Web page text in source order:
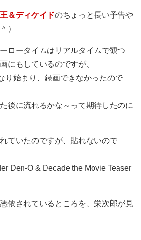
＆ディケイドのちょっと長い予告や
）
ロータイムはリアルタイムで観つ
にもしているのですが、
り始まり、録画できなかったので
後に流れるかな～って期待したのに
ていたのですが、貼れないので
Den-O & Decade the Movie Teaser
依されているところを、栄次郎が見